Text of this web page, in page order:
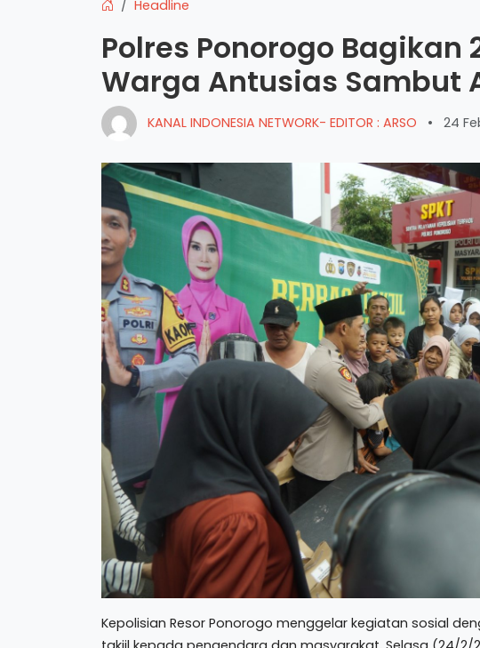
Headline
Polres Ponorogo Bagikan
Warga Antusias Sambut
KANAL INDONESIA NETWORK- EDITOR : ARSO • 24
Kepolisian Resor Ponorogo menggelar kegiatan sosial